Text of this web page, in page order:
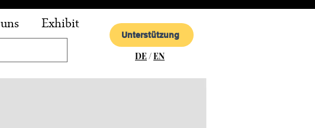
Exhibit
DE/EN
Unterstützung